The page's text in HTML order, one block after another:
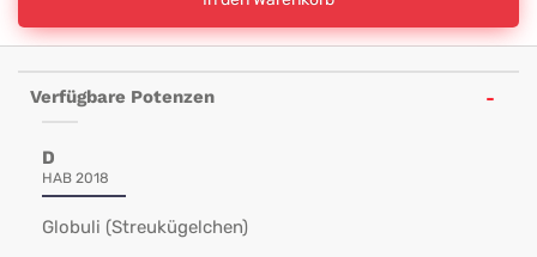
Verfügbare Potenzen
D
HAB 2018
Globuli (Streukügelchen)